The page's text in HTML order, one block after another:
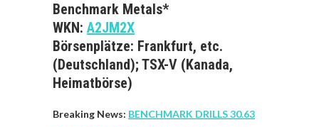
Benchmark Metals*
WKN: A2JM2X
Börsenplätze: Frankfurt, etc.
(Deutschland); TSX-V (Kanada,
Heimatbörse)
Breaking News: BENCHMARK DRILLS 30.63